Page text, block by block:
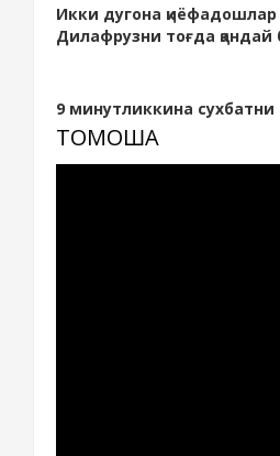
Икки дугона қиёфадошлар
Дилафрузни тоғда қандай
9 минутликкина сухбатни
ТОМОША